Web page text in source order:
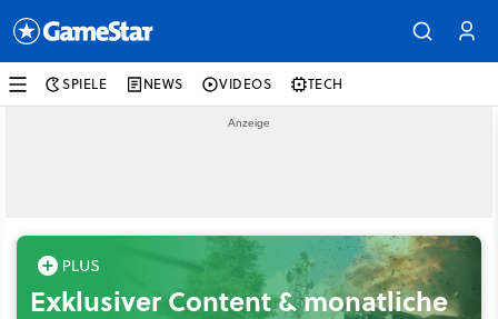
SPIELE NEWS VIDEOS TECH
Exklusiver Content & monatliche